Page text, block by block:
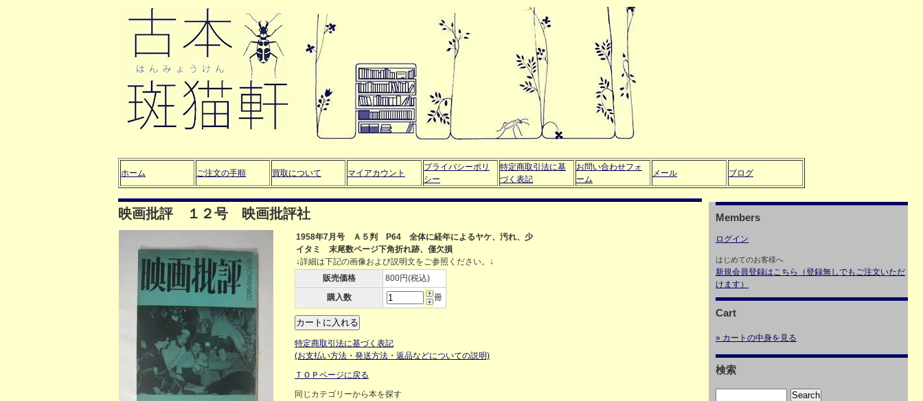
ホーム ご注文の手順 買取について マイアカウント
プライバシーポリ
シー
特定商取引法に基
づく表記
お問い合わせフォ
ーム
メール ブログ
映画批評 １２号 映画批評社
1958年7月号 Ａ５判 P64 全体に経年によるヤケ、汚れ、少
イタミ 末尾数ページ下角折れ跡、僅欠損
↓詳細は下記の画像および説明文をご参照ください。↓
販売価格
800円(税込)
購入数
冊
特定商取引法に基づく表記
(お支払い方法・発送方法・返品などについての説明)
ＴＯＰページに戻る
同じカテゴリーから本を探す
Members
ログイン
はじめてのお客様へ
新規会員登録はこちら（登録無しでもご注文いただ
けます）
Cart
» カートの中身を見る
検索